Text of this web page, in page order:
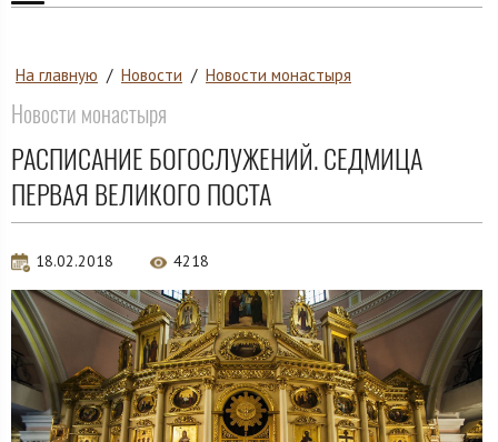
На главную / Новости / Новости монастыря
Новости монастыря
РАСПИСАНИЕ БОГОСЛУЖЕНИЙ. СЕДМИЦА
ПЕРВАЯ ВЕЛИКОГО ПОСТА
18.02.2018 4218